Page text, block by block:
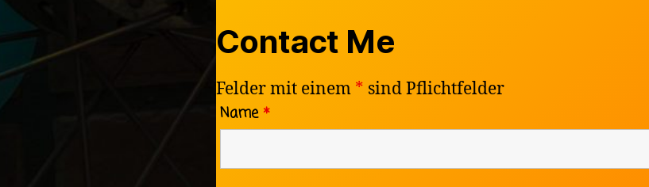
Contact Me
Felder mit einem * sind Pflichtfelder
Name *